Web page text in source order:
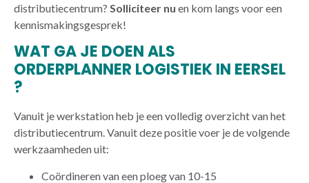
distributiecentrum? Solliciteer nu en kom langs voor een
kennismakingsgesprek!
WAT GA JE DOEN ALS
ORDERPLANNER LOGISTIEK IN EERSEL
?
Vanuit je werkstation heb je een volledig overzicht van het
distributiecentrum. Vanuit deze positie voer je de volgende
werkzaamheden uit:
Coördineren van een ploeg van 10-15